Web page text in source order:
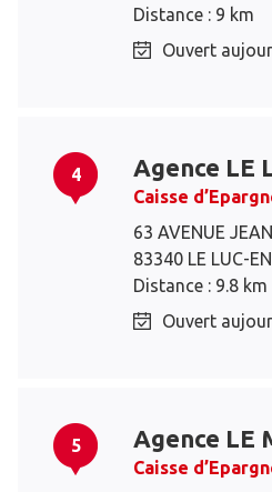
Distance : 9 km
Ouvert
4 Agence LE
Caisse
63 AVENUE
83340 LE LUC-
Distance : 9.8 km
Ouvert
5 Agence LE
Caisse